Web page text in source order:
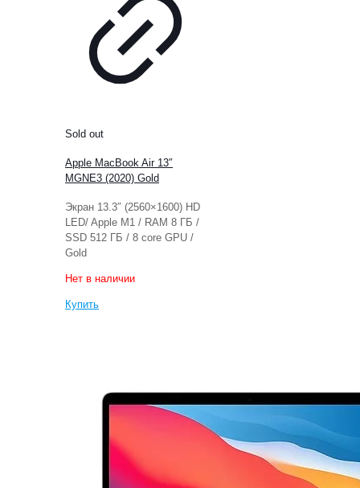
Sold out
Apple MacBook Air 13″
MGNE3 (2020) Gold
Экран 13.3″ (2560×1600) HD
LED/ Apple M1 / RAM 8 ГБ /
SSD 512 ГБ / 8 core GPU /
Gold
Нет в наличии
Купить